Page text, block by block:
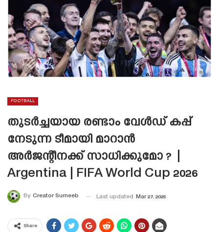
FOOTBALL
തുടർച്ചയായ രണ്ടാം വേൾഡ് കപ്പ്
നേടുന്ന ടീമായി മാറാൻ
അർജന്റീനക്ക് സാധിക്കുമോ ? |
Argentina | FIFA World Cup 2026
By Creator Sumeeb Last updated Mar 27, 2025
Share